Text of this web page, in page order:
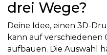
drei Wege?
Deine Idee, einen 3D-
kann auf verschiedenen
aufbauen. Die Auswahl